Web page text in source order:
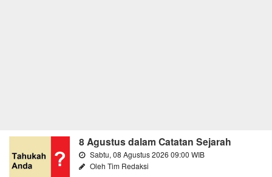
8 Agustus dalam Catatan Sejarah
Sabtu, 08 Agustus 2026 09:00 WIB
Oleh Tim Redaksi